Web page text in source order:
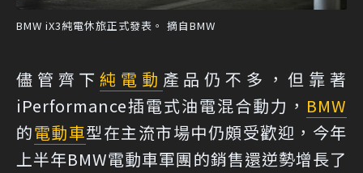
BMW iX3純電休旅正式發表。 摘自BMW
儘管齊下純電動 產品仍不多，但靠著
iPerformance插電式油電混合動力， BMW
的電動車型在主流市場中仍頗受歡迎，今年
上半年BMW電動車軍團的銷售還逆勢增長了